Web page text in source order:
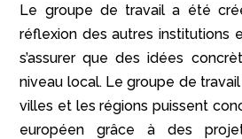
Le groupe de travail a été
réflexion des autres institutions
s’assurer que des idées
niveau local. Le groupe de
villes et les régions puissent
européen grâce à des